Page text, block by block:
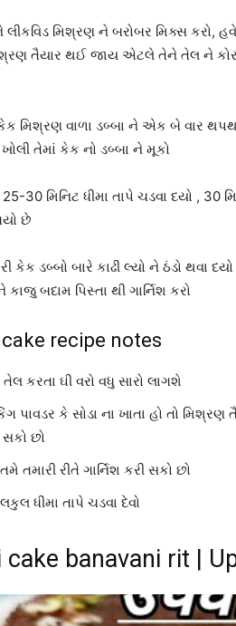
લીકવિડ મિશ્રણ ને બરોબર મિક્સ કરો,
તૈયાર થઈ જાય એટલે તેને તેલ ને કોરા
મિશ્રણ વાળા ડબ્બા ને એક બે વાર
તેમાં કેક નો ડબ્બા ને મૂકો
30 મિનિટ ધીમા તાપે ચડવા દયો , 30
છે
કેક ડબ્બો બારે કાઢી લ્યો ને ઠંડો થવા
બદામ પિસ્તા થી ગાર્નિશ કરો
cake recipe notes
કરતા ઘી વરો વધુ સારો લાગશે
પાવડર કે સોડા ના ખાતા હો તો
સકો છો
તમારી રીતે ગાર્નિશ કરી સકો છો
ધીમા તાપે ચડવા દેવો
cake banavani rit |